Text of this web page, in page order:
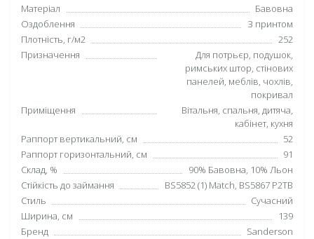
Матеріал
Бавовна
Оздоблення
З принтом
Плотність, г/м2
252
Призначення
Для потрьєр, подушок,
римських штор, стінових
панелей, меблів, чохлів,
покривал
Приміщення
Вітальня, спальня, дитяча,
кабінет, кухня
Раппорт вертикальний, см
52
Раппорт горизонтальний, см
91
Склад, %
90% Бавовна, 10% Льон
Стійкість до займання
BS5852 (1) Match, BS5867 P2TB
Стиль
Сучасний
Ширина, см
139
Бренд
Sanderson